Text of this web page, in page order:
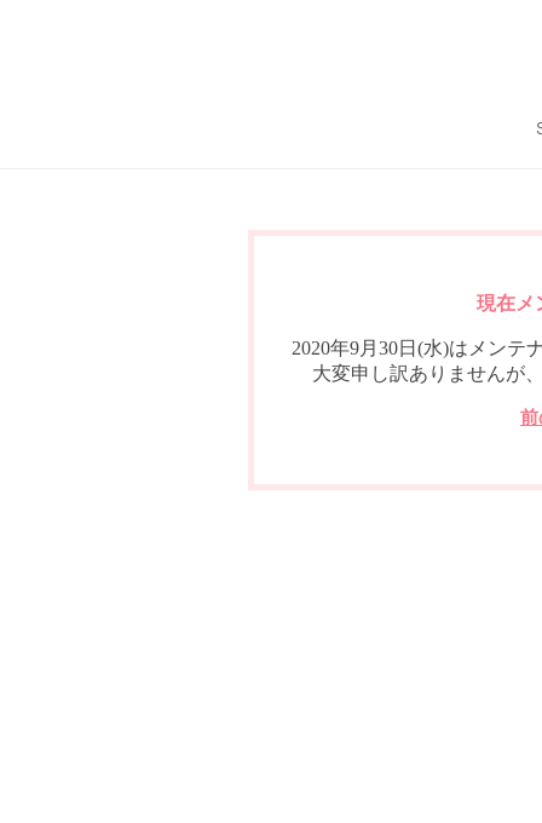
現在メ
2020年9月30日(水)はメンテ
大変申し訳ありませんが
前